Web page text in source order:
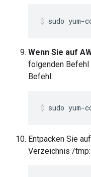
sudo
Wenn Sie auf
folgenden Befehl
Befehl:
sudo
Entpacken Sie
Verzeichnis /tmp: